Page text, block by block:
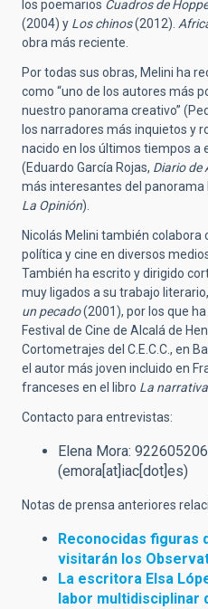
los poemarios Cuadros de
(2004) y Los chinos(2012).
obra más reciente.
Por todas sus obras, Melini ha
como “uno de los autores más
nuestro panorama creativo”
los narradores más inquietos y
nacido en los últimos tiempos a
(Eduardo García Rojas, Diario de
más interesantes del panorama
La Opinión).
Nicolás Melini también
política y cine en diversos
También ha escrito y dirigido
muy ligados a su trabajo
un pecado(2001), por los que
Festival de Cine de Alcalá de
Cortometrajes del C.E.C.C., en
el autor más joven incluido en
franceses en el libro La
Contacto para entrevistas:
Elena Mora:
(emora[at]iac[dot]es)
Notas de prensa anteriores
Reconocidas figuras
visitarán los
La escritora Elsa
labor multidisciplinar